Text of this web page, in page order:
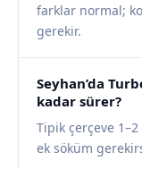
farklar normal;
gerekir.
Seyhan’da
kadar sürer?
Tipik çerçeve
ek söküm